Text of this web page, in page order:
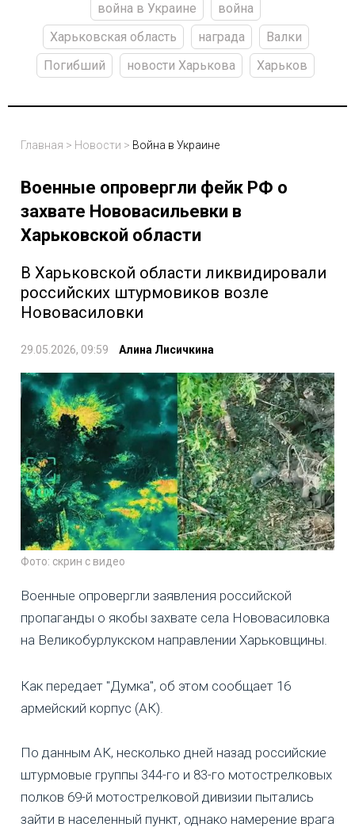
война в Украине
война
Харьковская область
награда
Валки
Погибший
новости Харькова Харьков
Главная > Новости > Война в Украине
Военные опровергли фейк РФ о
захвате Нововасильевки в
Харьковской области
В Харьковской области ликвидировали
российских штурмовиков возле
Нововасиловки
29.05.2026, 09:59 Алина Лисичкина
Фото: скрин с видео
Военные опровергли заявления российской
пропаганды о якобы захвате села Нововасиловка
на Великобурлукском направлении Харьковщины.
Как передает "Думка", об этом сообщает 16
армейский корпус (АК).
По данным АК, несколько дней назад российские
штурмовые группы 344-го и 83-го мотострелковых
полков 69-й мотострелковой дивизии пытались
зайти в населенный пункт, однако намерение врага